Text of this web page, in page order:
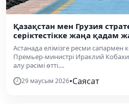
Қазақстан мен Грузия
серіктестікке жаңа қадам
Астанада елімізге ресми сапармен
Премьер-министрі Ираклий
алу рәсімі өтті....
29 маусым 2026•Саясат